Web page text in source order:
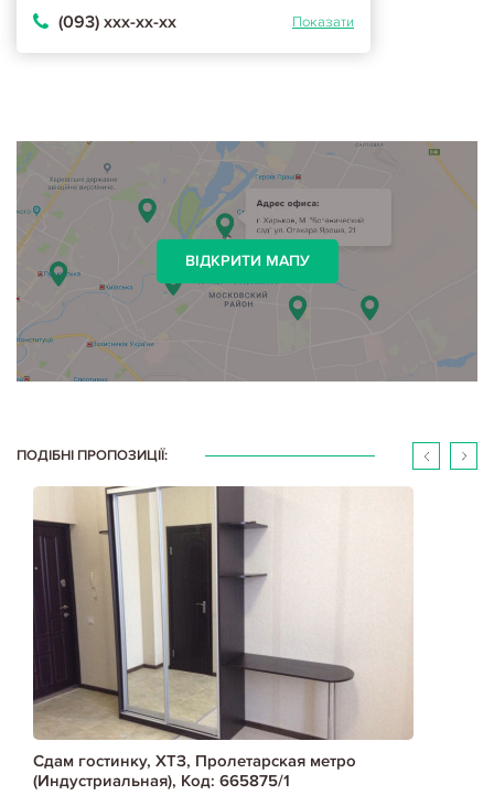
(093) ххх-хх-хх Показати
ВІДКРИТИ МАПУ
ПОДІБНІ ПРОПОЗИЦІЇ:
Сдам гостинку, ХТЗ, Пролетарская метро
(Индустриальная), Код: 665875/1